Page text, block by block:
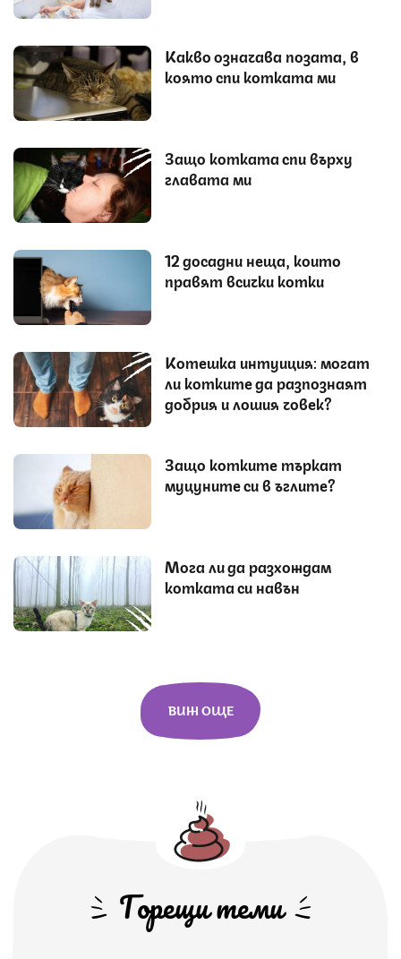
Какво означава позата, в
която спи котката ми
Защо котката спи върху
главата ми
12 досадни неща, които
правят всички котки
Котешка интуиция: могат
ли котките да разпознаят
добрия и лошия човек?
Защо котките търкат
муцуните си в ъглите?
Мога ли да разхождам
котката си навън
ВИЖ ОЩЕ
Горещи теми